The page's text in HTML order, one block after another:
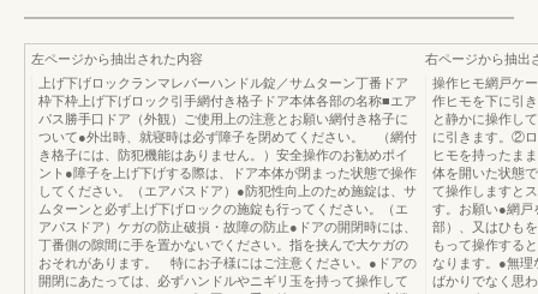
左ページから抽出された内容
上げ下げロックランマレバーハンドル錠／サムターン丁番ドア
枠下枠上げ下げロック引手網付き格子ドア本体各部の名称■エア
パス勝手口ドア（外観）ご使用上の注意とお願い網付き格子に
ついて●外出時、就寝時は必ず障子を閉めてください。 （網付
き格子には、防犯機能はありません。）安全操作のお勧めポイ
ント●障子を上げ下げする際は、ドア本体が閉まった状態で操作
してください。（エアパスドア）●防犯性向上のため施錠は、サ
ムターンと必ず上げ下げロックの施錠も行ってください。（エ
アパスドア）ケガの防止破損・故障の防止●ドアの開閉時には、
丁番側の隙間に手を置かないでください。指を挟んで大ケガの
おそれがあります。 特にお子様にはご注意ください。●ドアの
開閉にあたっては、必ずハンドルやニギリ玉を持って操作して
右ページから抽出
操作ヒモ網戸ケ
作ヒモを下に引
と静かに操作し
に引きます。②
ヒモを持ったま
体を開いた状態
て操作しますと
す。お願い●網戸
部）、又はひも
もって操作する
なります。●無理
ばかりでなく思